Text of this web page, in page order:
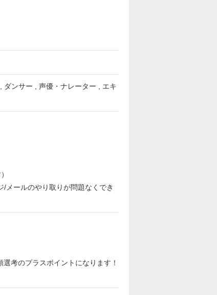
ンサー , 声優・ナレーター , エキ
メールのやり取りが問題なくでき
考のプラスポイントになります！